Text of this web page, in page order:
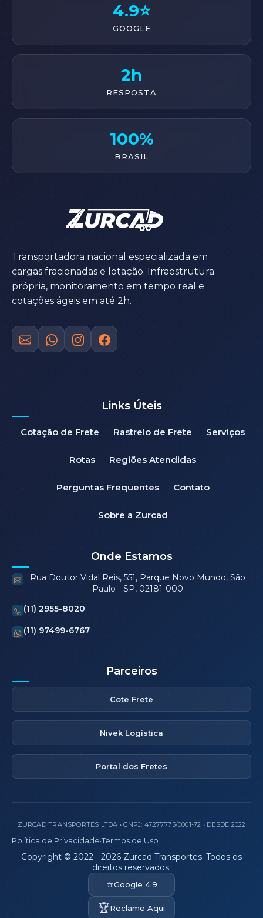
4.9⭐
GOOGLE
2h
RESPOSTA
100%
BRASIL
Transportadora nacional especializada em
cargas fracionadas e lotação. Infraestrutura
própria, monitoramento em tempo real e
cotações ágeis em até 2h.
Links Úteis
Cotação de Frete Rastreio de Frete Serviços
Rotas Regiões Atendidas
Perguntas Frequentes Contato
Sobre a Zurcad
Onde Estamos
Rua Doutor Vidal Reis, 551, Parque Novo Mundo, São
Paulo - SP, 02181-000
(11) 2955-8020
(11) 97499-6767
Parceiros
Cote Frete
Nivek Logística
Portal dos Fretes
ZURCAD TRANSPORTES LTDA • CNPJ: 47.277.775/0001-72 • DESDE 2022
Política de Privacidade·Termos de Uso
Copyright © 2022 - 2026 Zurcad Transportes. Todos os
direitos reservados.
⭐Google 4.9
🏆Reclame Aqui